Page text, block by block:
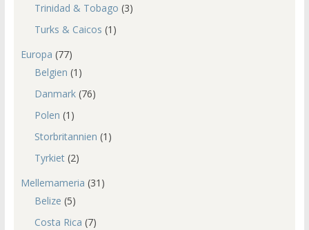
Trinidad & Tobago (3)
Turks & Caicos (1)
Europa (77)
Belgien (1)
Danmark(76)
Polen (1)
Storbritannien (1)
Tyrkiet(2)
Mellemameria (31)
Belize (5)
Costa Rica (7)